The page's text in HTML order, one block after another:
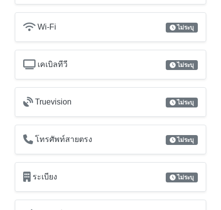
Wi-Fi ไม่ระบุ
เคเบิลทีวี ไม่ระบุ
Truevision ไม่ระบุ
โทรศัพท์สายตรง ไม่ระบุ
ระเบียง ไม่ระบุ